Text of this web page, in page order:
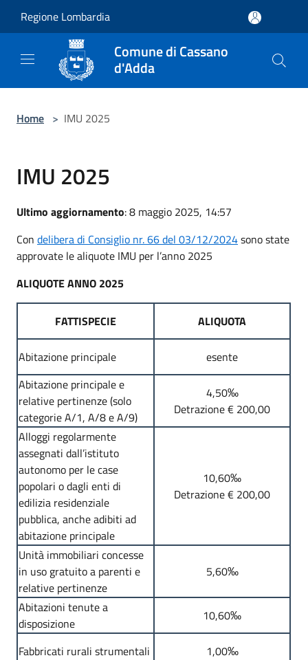
Regione Lombardia
Comune di Cassano
d'Adda
Home > IMU 2025
IMU 2025
Ultimo aggiornamento: 8 maggio 2025, 14:57
Con delibera di Consiglio nr. 66 del 03/12/2024sono state
approvate le aliquote IMU per l’anno 2025
ALIQUOTE ANNO 2025
FATTISPECIE ALIQUOTA
Abitazione principale
esente
Abitazione principale e
relative pertinenze (solo
categorie A/1, A/8 e A/9)
4,50‰
Detrazione € 200,00
Alloggi regolarmente
assegnati dall’istituto
autonomo per le case
popolari o dagli enti di
edilizia residenziale
pubblica, anche adibiti ad
abitazione principale
10,60‰
Detrazione € 200,00
Unità immobiliari concesse
in uso gratuito a parenti e
relative pertinenze
5,60‰
Abitazioni tenute a
disposizione
10,60‰
Fabbricati rurali strumentali 1,00‰